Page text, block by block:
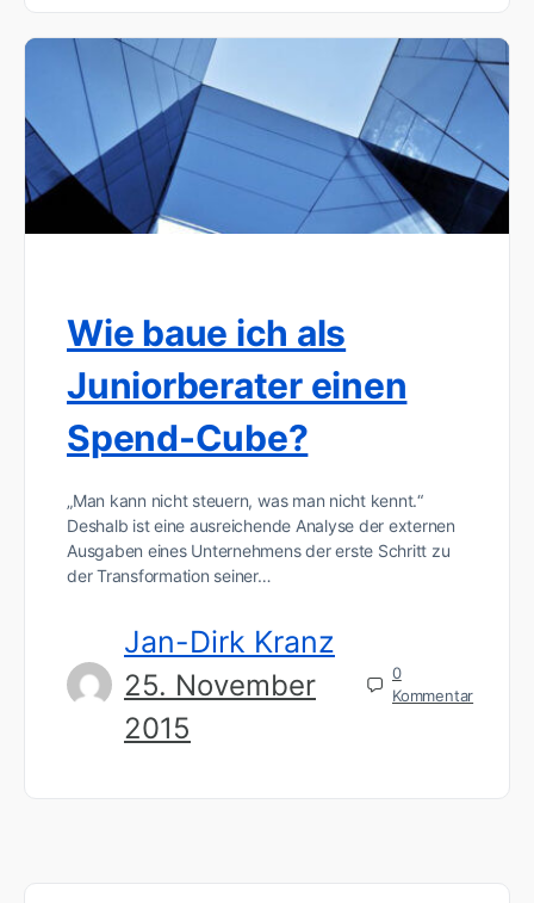
Wie baue ich als
Juniorberater einen
Spend-Cube?
„Man kann nicht steuern, was man nicht kennt.“
Deshalb ist eine ausreichende Analyse der externen
Ausgaben eines Unternehmens der erste Schritt zu
der Transformation seiner…
Jan-Dirk Kranz
25. November
2015
0
Kommentar